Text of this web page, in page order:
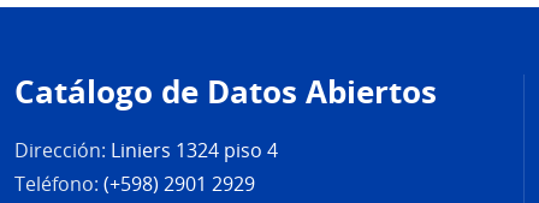
de
página
Catálogo de Datos Abiertos
Dirección: Liniers 1324 piso 4
Teléfono: (+598) 2901 2929